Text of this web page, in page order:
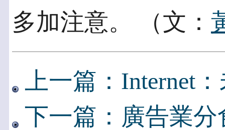
多加注意。 （文：
上一篇：Internet
下一篇：廣告業